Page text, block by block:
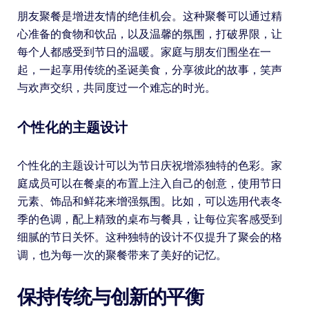
朋友聚餐是增进友情的绝佳机会。这种聚餐可以通过精
心准备的食物和饮品，以及温馨的氛围，打破界限，让
每个人都感受到节日的温暖。家庭与朋友们围坐在一
起，一起享用传统的圣诞美食，分享彼此的故事，笑声
与欢声交织，共同度过一个难忘的时光。
个性化的主题设计
个性化的主题设计可以为节日庆祝增添独特的色彩。家
庭成员可以在餐桌的布置上注入自己的创意，使用节日
元素、饰品和鲜花来增强氛围。比如，可以选用代表冬
季的色调，配上精致的桌布与餐具，让每位宾客感受到
细腻的节日关怀。这种独特的设计不仅提升了聚会的格
调，也为每一次的聚餐带来了美好的记忆。
保持传统与创新的平衡